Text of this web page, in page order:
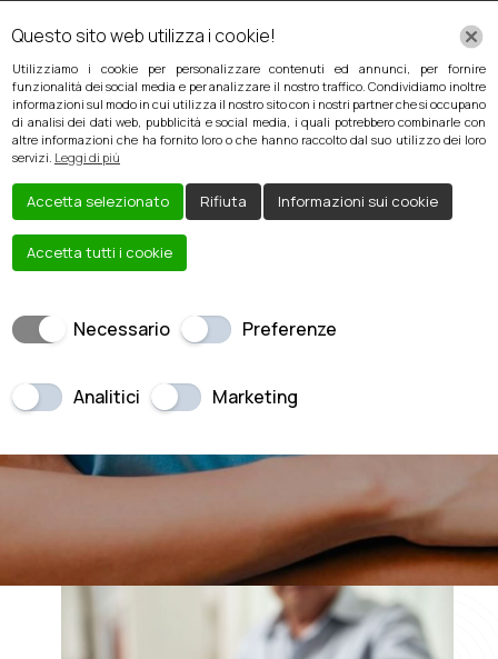
PRELIEVI A
DOMICILIO
Questo sito web utilizza i cookie!
Utilizziamo i cookie per personalizzare contenuti ed annunci, per fornire
funzionalità dei social media e per analizzare il nostro traffico. Condividiamo inoltre
informazioni sul modo in cui utilizza il nostro sito con i nostri partner che si occupano
di analisi dei dati web, pubblicità e social media, i quali potrebbero combinarle con
altre informazioni che ha fornito loro o che hanno raccolto dal suo utilizzo dei loro
servizi. Leggi di più
Accetta selezionato Rifiuta Informazioni sui cookie
Accetta tutti i cookie
Necessario Preferenze
Analitici Marketing